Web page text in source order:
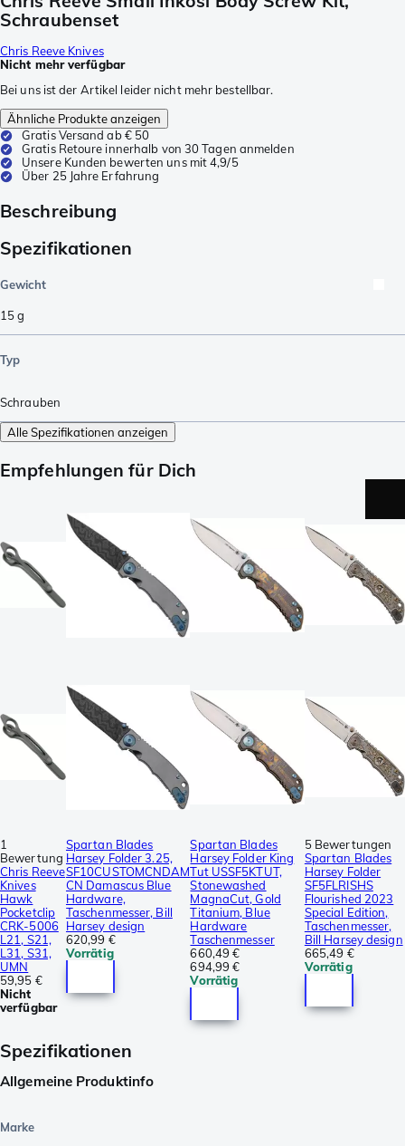
Schraubenset
Chris Reeve Knives
Nicht mehr verfügbar
Bei uns ist der Artikel leider nicht mehr bestellbar.
Ähnliche Produkte anzeigen
Gratis Versand ab € 50
Gratis Retoure innerhalb von 30 Tagen anmelden
Unsere Kunden bewerten uns mit 4,9/5
Über 25 Jahre Erfahrung
Beschreibung
Spezifikationen
Gewicht
15g
Typ
Schrauben
Alle Spezifikationen anzeigen
Empfehlungen für Dich
1
Bewertung
Chris Reeve
Knives
Hawk
Pocketclip
CRK-5006
L21, S21,
L31, S31,
UMN
59,95 €
Nicht
verfügbar
Spartan Blades
Harsey Folder 3.25,
SF10CUSTOMCNDAM
CN Damascus Blue
Hardware,
Taschenmesser, Bill
Harsey design
620,99 €
Vorrätig
Spartan Blades
Harsey Folder King
Tut USSF5KTUT,
Stonewashed
MagnaCut, Gold
Titanium, Blue
Hardware
Taschenmesser
660,49 €
694,99 €
Vorrätig
5 Bewertungen
Spartan Blades
Harsey Folder
SF5FLRISHS
Flourished 2023
Special Edition,
Taschenmesser,
Bill Harsey design
665,49 €
Vorrätig
Spezifikationen
Allgemeine Produktinfo
Marke